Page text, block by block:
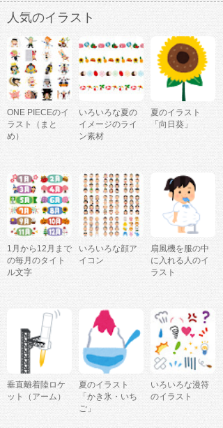
人気のイラスト
ONE PIECEのイ
ラスト（まと
め）
いろいろな夏の
イメージのライ
ン素材
夏のイラスト
「向日葵」
1月から12月まで
の毎月のタイト
ル文字
いろいろな顔ア
イコン
扇風機を服の中
に入れる人のイ
ラスト
垂直離着陸ロケ
ット（アーム）
夏のイラスト
「かき氷・いち
ご」
いろいろな漫符
のイラスト